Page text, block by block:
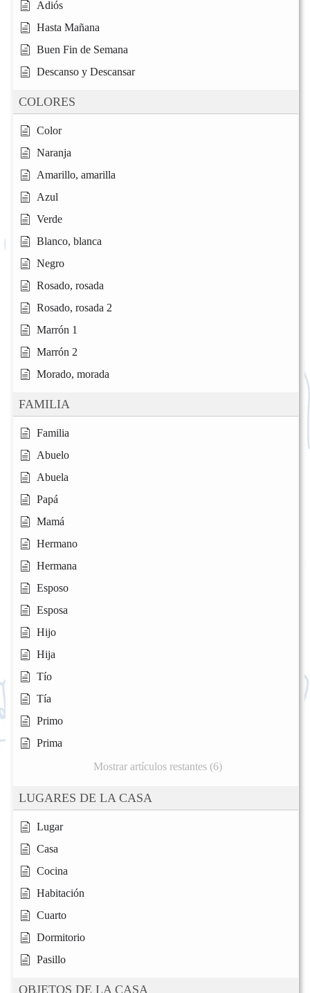
Adiós
Hasta Mañana
Buen Fin de Semana
Descanso y Descansar
COLORES
Color
Naranja
Amarillo, amarilla
Azul
Verde
Blanco, blanca
Negro
Rosado, rosada
Rosado, rosada 2
Marrón 1
Marrón 2
Morado, morada
FAMILIA
Familia
Abuelo
Abuela
Papá
Mamá
Hermano
Hermana
Esposo
Esposa
Hijo
Hija
Tío
Tía
Primo
Prima
Mostrar artículos restantes (6)
LUGARES DE LA CASA
Lugar
Casa
Cocina
Habitación
Cuarto
Dormitorio
Pasillo
OBJETOS DE LA CASA